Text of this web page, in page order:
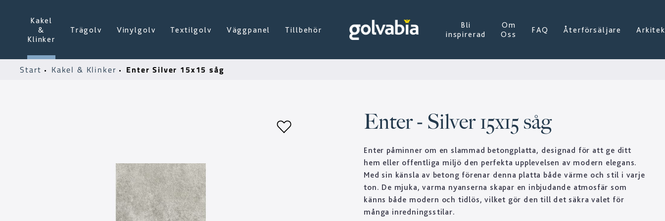
Kakel
&
Klinker
Trägolv Vinylgolv Textilgolv Väggpanel Tillbehör
Bli
inspirerad
Om
Oss
FAQ Återförsäljare
Start Kakel & Klinker Enter Silver 15x15 såg
Enter - Silver 15x15 såg
Enter påminner om en slammad betongplatta, designad för att ge ditt
hem eller offentliga miljö den perfekta upplevelsen av modern elegans.
Med sin känsla av betong förenar denna platta både värme och stil i varje
ton. De mjuka, varma nyanserna skapar en inbjudande atmosfär som
känns både modern och tidlös, vilket gör den till det säkra valet för
många inredningsstilar.